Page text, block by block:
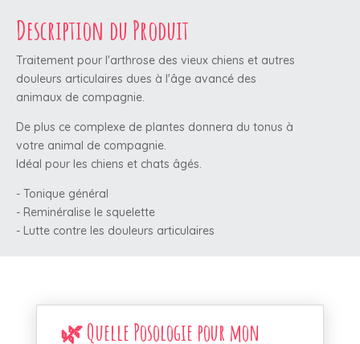
Description du Produit
Traitement pour l'arthrose des vieux chiens et autres
douleurs articulaires dues à l'âge avancé des
animaux de compagnie.
De plus ce complexe de plantes donnera du tonus à
votre animal de compagnie.
Idéal pour les chiens et chats âgés.
- Tonique général
- Reminéralise le squelette
- Lutte contre les douleurs articulaires
🌿 Quelle Posologie pour mon